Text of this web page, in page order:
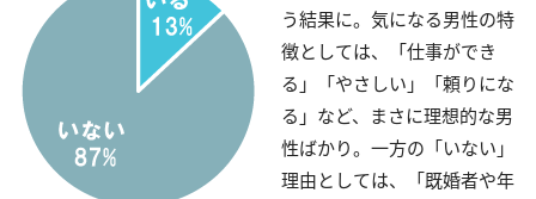
う結果に。気になる男性の特
徴としては、「仕事ができ
る」「やさしい」「頼りにな
る」など、まさに理想的な男
性ばかり。一方の「いない」
理由としては、「既婚者や年